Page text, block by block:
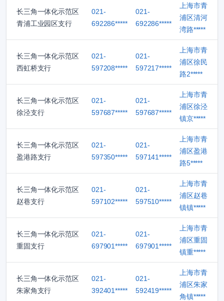
长三角一体化示范区
青浦工业园区支行
021-
692286*****
021-
692286*****
上海市青
浦区清河
湾路*****
长三角一体化示范区
西虹桥支行
021-
597208*****
021-
597217*****
上海市青
浦区徐民
路2*****
长三角一体化示范区
徐泾支行
021-
597687*****
021-
597687*****
上海市青
浦区徐泾
镇京*****
长三角一体化示范区
盈港路支行
021-
597350*****
021-
597141*****
上海市青
浦区盈港
路5*****
长三角一体化示范区
赵巷支行
021-
597102*****
021-
597510*****
上海市青
浦区赵巷
镇镇*****
长三角一体化示范区
重固支行
021-
697901*****
021-
697901*****
上海市青
浦区重固
镇重*****
长三角一体化示范区
朱家角支行
021-
392401*****
021-
592419*****
上海市青
浦区朱家
角镇*****